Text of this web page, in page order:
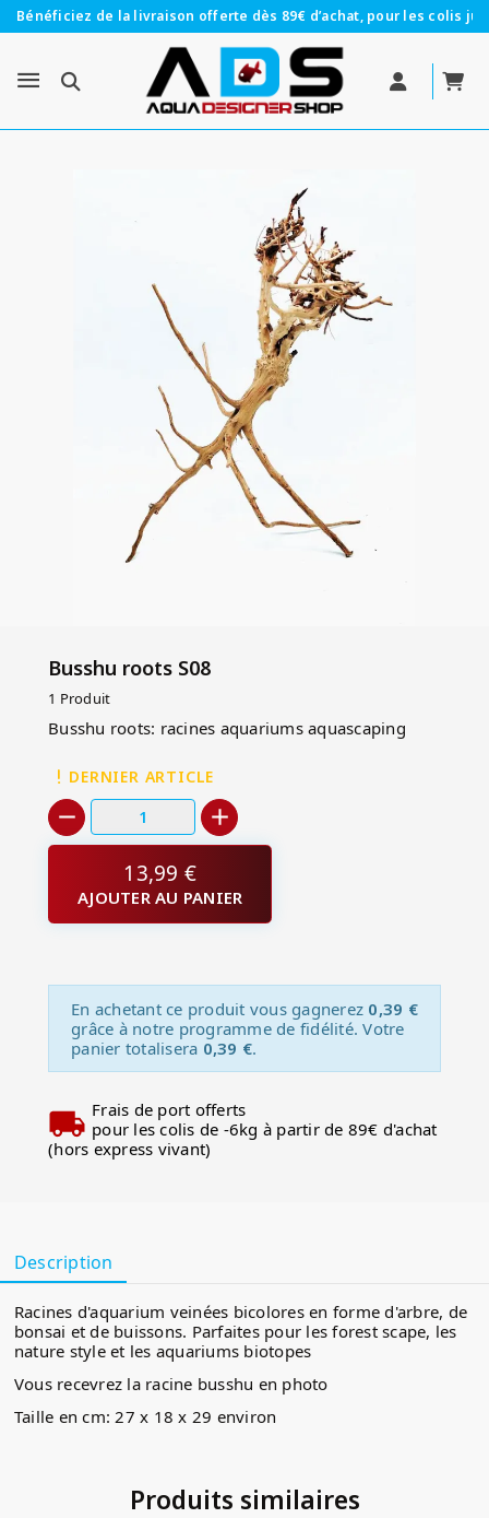
Bénéficiez de la livraison offerte dès 89€ d’achat, pour les colis
Busshu roots S08
1 Produit
Busshu roots: racines aquariums aquascaping
DERNIER ARTICLE
13,99 €
AJOUTER AU PANIER
En achetant ce produit vous gagnerez 0,39 €
grâce à notre programme de fidélité. Votre
panier totalisera 0,39 €.
Frais de port offerts
pour les colis de -6kg à partir de 89€ d'achat
(hors express vivant)
Description
Racines d'aquarium veinées bicolores en forme d'arbre, de
bonsai et de buissons. Parfaites pour les forest scape, les
nature style et les aquariums biotopes
Vous recevrez la racine busshu en photo
Taille en cm: 27 x 18 x 29 environ
Produits similaires